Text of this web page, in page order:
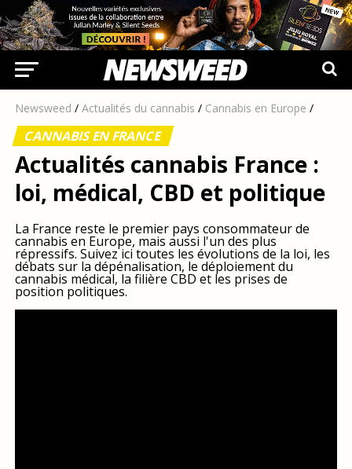
Newsweed / Actualités du cannabis / Cannabis en Europe /
CANNABIS EN FRANCE
Actualités cannabis France :
loi, médical, CBD et politique
La France reste le premier pays consommateur de
cannabis en Europe, mais aussi l'un des plus
répressifs. Suivez ici toutes les évolutions de la loi, les
débats sur la dépénalisation, le déploiement du
cannabis médical, la filière CBD et les prises de
position politiques.